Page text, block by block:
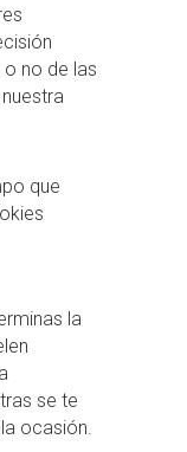
no de las
que
la
se te
ocasión.